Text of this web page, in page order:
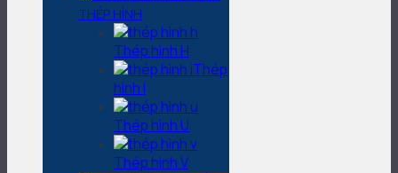
THÉP HÌNH
Thép hình H
Thép
hình I
Thép hình U
Thép hình V